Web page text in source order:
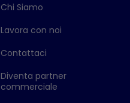
Chi Siamo
Lavora con noi
Contattaci
Diventa partner
commerciale